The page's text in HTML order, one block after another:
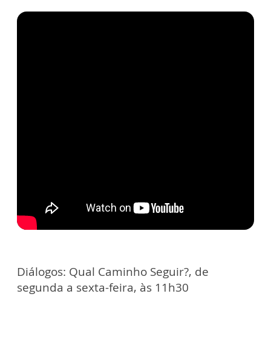
Diálogos: Qual Caminho Seguir?, de
segunda a sexta-feira, às 11h30